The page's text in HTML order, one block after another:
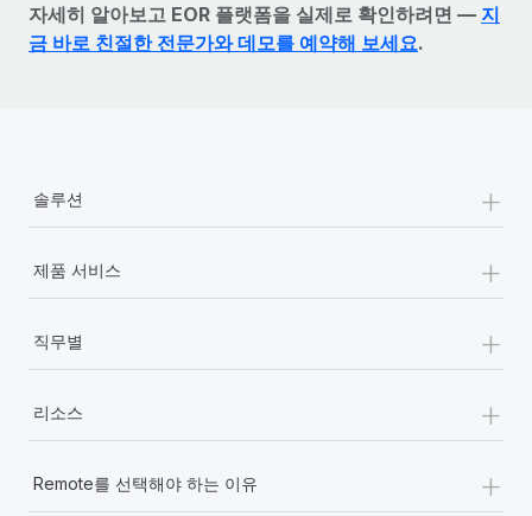
자세히 알아보고 EOR 플랫폼을 실제로 확인하려면 — 지
금 바로 친절한 전문가와 데모를 예약해 보세요.
솔루션 +
제품 서비스 +
직무별 +
리소스 +
Remote를 선택해야 하는 이유 +